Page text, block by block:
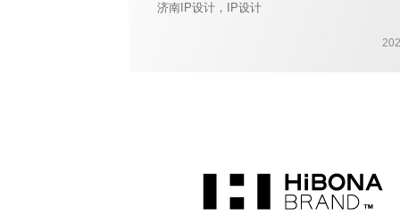
济南IP设计，IP设计